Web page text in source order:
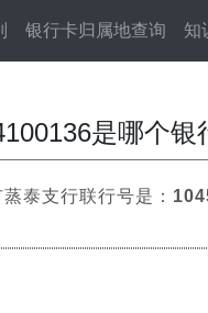
银行卡归属地查询 知
是哪个银
泰支行联行号是：